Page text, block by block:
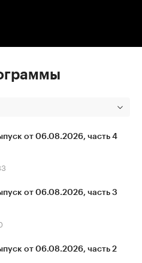
от 06.08.2026, часть 4
от 06.08.2026, часть 3
от 06.08.2026, часть 2